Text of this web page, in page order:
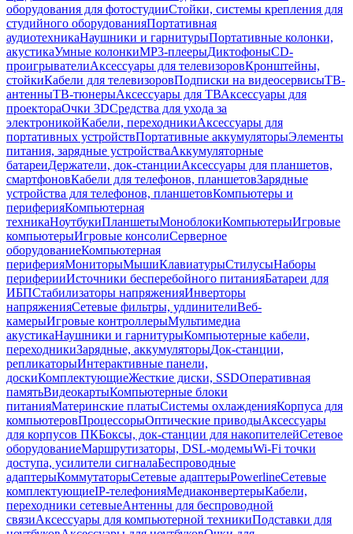
оборудования для фотостудииСтойки, системы крепления для
студийного оборудованияПортативная
аудиотехникаНаушники и гарнитурыПортативные колонки,
акустикаУмные колонкиMP3-плеерыДиктофоныCD-
проигрывателиАксессуары для телевизоровКронштейны,
стойкиКабели для телевизоровПодписки на видеосервисыТВ-
антенныТВ-тюнерыАксессуары для ТВАксессуары для
проектораОчки 3DСредства для ухода за
электроникойКабели, переходникиАксессуары для
портативных устройствПортативные аккумуляторыЭлементы
питания, зарядные устройстваАккумуляторные
батареиДержатели, док-станцииАксессуары для планшетов,
смартфоновКабели для телефонов, планшетовЗарядные
устройства для телефонов, планшетовКомпьютеры и
периферияКомпьютерная
техникаНоутбукиПланшетыМоноблокиКомпьютерыИгровые
компьютерыИгровые консолиСерверное
оборудованиеКомпьютерная
периферияМониторыМышиКлавиатурыСтилусыНаборы
периферииИсточники бесперебойного питанияБатареи для
ИБПСтабилизаторы напряженияИнверторы
напряженияСетевые фильтры, удлинителиВеб-
камерыИгровые контроллерыМультимедиа
акустикаНаушники и гарнитурыКомпьютерные кабели,
переходникиЗарядные, аккумуляторыДок-станции,
репликаторыИнтерактивные панели,
доскиКомплектующиеЖесткие диски, SSDОперативная
памятьВидеокартыКомпьютерные блоки
питанияМатеринские платыСистемы охлажденияКорпуса для
компьютеровПроцессорыОптические приводыАксессуары
для корпусов ПКБоксы, док-станции для накопителейСетевое
оборудованиеМаршрутизаторы, DSL-модемыWi-Fi точки
доступа, усилители сигналаБеспроводные
адаптерыКоммутаторыСетевые адаптерыPowerlineСетевые
комплектующиеIP-телефонияМедиаконвертерыКабели,
переходники сетевыеАнтенны для беспроводной
связиАксессуары для компьютерной техникиПодставки для